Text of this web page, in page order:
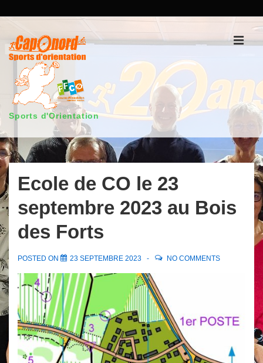
contenu
principal
Sports d'Orientation
Main
Navigation
Ecole de CO le 23
septembre 2023 au Bois
des Forts
POSTED ON 23 SEPTEMBRE 2023 NO COMMENTS